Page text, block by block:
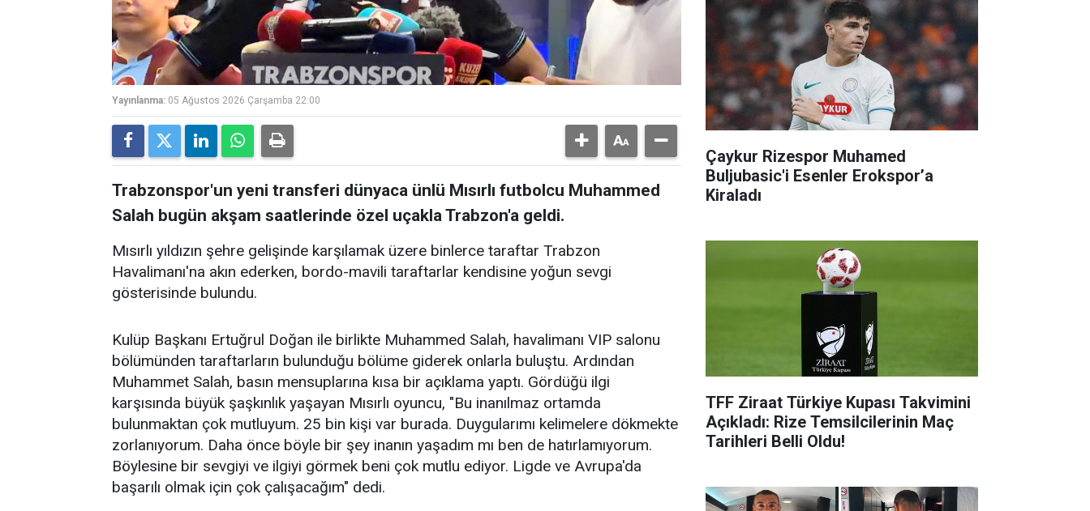
Yayınlanma: 05 Ağustos 2026 Çarşamba 22:00
Trabzonspor'un yeni transferi dünyaca ünlü Mısırlı futbolcu Muhammed
Salah bugün akşam saatlerinde özel uçakla Trabzon'a geldi.
Mısırlı yıldızın şehre gelişinde karşılamak üzere binlerce taraftar Trabzon
Havalimanı'na akın ederken, bordo-mavili taraftarlar kendisine yoğun sevgi
gösterisinde bulundu.
Kulüp Başkanı Ertuğrul Doğan ile birlikte Muhammed Salah, havalimanı VIP salonu
bölümünden taraftarların bulunduğu bölüme giderek onlarla buluştu. Ardından
Muhammet Salah, basın mensuplarına kısa bir açıklama yaptı. Gördüğü ilgi
karşısında büyük şaşkınlık yaşayan Mısırlı oyuncu, "Bu inanılmaz ortamda
bulunmaktan çok mutluyum. 25 bin kişi var burada. Duygularımı kelimelere dökmekte
zorlanıyorum. Daha önce böyle bir şey inanın yaşadım mı ben de hatırlamıyorum.
Böylesine bir sevgiyi ve ilgiyi görmek beni çok mutlu ediyor. Ligde ve Avrupa'da
başarılı olmak için çok çalışacağım" dedi.
Çaykur Rizespor Muhamed
Buljubasic'i Esenler Erokspor’a
Kiraladı
TFF Ziraat Türkiye Kupası Takvimini
Açıkladı: Rize Temsilcilerinin Maç
Tarihleri Belli Oldu!